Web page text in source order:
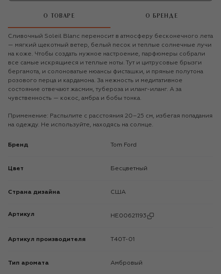
О ТОВАРЕ О БРЕНДЕ
Сливочный Soleil Blanc переносит в атмосферу бесконечного лета
— мягкий щекотный ветер, белый песок и теплые солнечные лучи
на коже. Чтобы создать нужное настроение, парфюмеры собрали
все самые искрящиеся и теплые ноты. Тут и цитрусовые брызги
бергамота, и солоноватые нюансы фисташки, и пряные полутона
розового перца и кардамона. За нежность и медитативное
состояние отвечают жасмин, тубероза и иланг-иланг. А за
чувственность — кокос, амбра и бобы тонка.
Применение: Распылите с расстояния 20–25 см, избегая попадания
на одежду. Не используйте, находясь на солнце.
Бренд Tom Ford
Цвет Бесцветный
Страна дизайна США
Артикул HE00621193
Артикул производителя T40T-01
Тип аромата Амбровый